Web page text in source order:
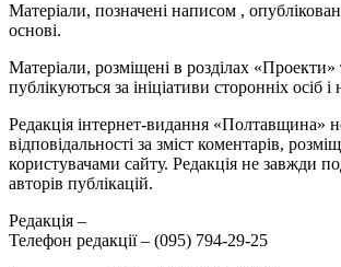
Матеріали, позначені написом ,
основі.
Матеріали, розміщені в розділах «Проекти»
публікуються за ініціативи сторонніх осіб
Редакція інтернет-видання «Полтавщина»
відповідальності за зміст коментарів,
користувачами сайту. Редакція не завжди
авторів публікацій.
Редакція –
Телефон редакції – (095) 794-29-25